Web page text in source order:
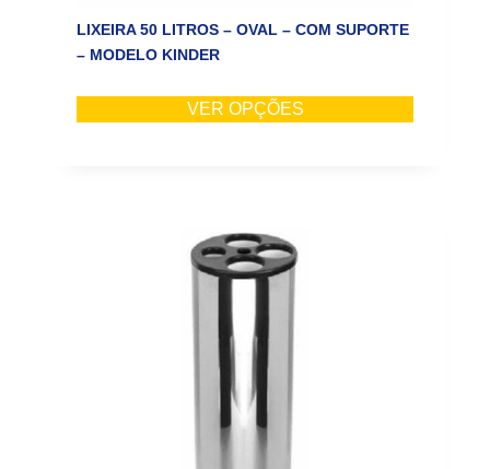
LIXEIRA 50 LITROS – OVAL – COM SUPORTE
– MODELO KINDER
VER OPÇÕES